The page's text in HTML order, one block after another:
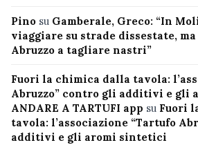
Pino su Gamberale, Greco: “In
viaggiare su strade dissestate,
Abruzzo a tagliare nastri”
Fuori la chimica dalla tavola:
Abruzzo” contro gli additivi e gli
ANDARE A TARTUFI app su Fuori
tavola: l’associazione “Tartufo
additivi e gli aromi sintetici